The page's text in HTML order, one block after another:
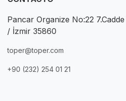
Pancar Organize No:22
/ İzmir 35860
toper@toper.com
+90 (232) 254 01 21